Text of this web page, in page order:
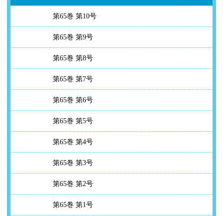
第65巻 第10号
第65巻 第9号
第65巻 第8号
第65巻 第7号
第65巻 第6号
第65巻 第5号
第65巻 第4号
第65巻 第3号
第65巻 第2号
第65巻 第1号